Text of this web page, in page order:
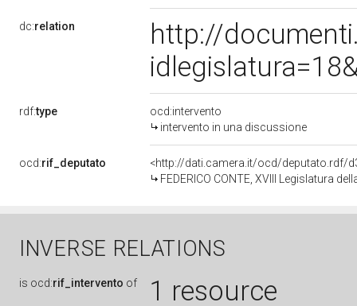
dc:relation
http://
rdf:type
ocd:intervento
intervento in una discussione
ocd:rif_deputato
<http://dati.camera.it/ocd/deputato.rdf/
FEDERICO CONTE, XVIII Legislatura
INVERSE RELATIONS
is ocd:rif_intervento of 1 resource